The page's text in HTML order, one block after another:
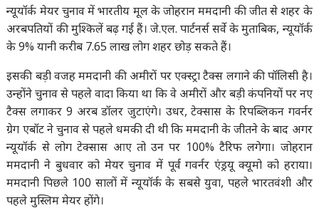
न्यूयॉर्क मेयर चुनाव में भारतीय मूल के जोहरान ममदानी की जीत से शहर के
अरबपतियों की मुश्किलें बढ़ गई हैं। जे.एल. पार्टनर्स सर्वे के मुताबिक, न्यूयॉर्क
के 9% यानी करीब 7.65 लाख लोग शहर छोड़ सकते हैं।
इसकी बड़ी वजह ममदानी की अमीरों पर एक्स्ट्रा टैक्स लगाने की पॉलिसी है।
उन्होंने चुनाव से पहले वादा किया था कि वे अमीरों और बड़ी कंपनियों पर नए
टैक्स लगाकर 9 अरब डॉलर जुटाएंगे। उधर, टेक्सास के रिपब्लिकन गवर्नर
ग्रेग एबॉट ने चुनाव से पहले धमकी दी थी कि ममदानी के जीतने के बाद अगर
न्यूयॉर्क से लोग टेक्सास आए तो उन पर 100% टैरिफ लगेगा। जोहरान
ममदानी ने बुधवार को मेयर चुनाव में पूर्व गवर्नर एंड्रयू क्यूमो को हराया।
ममदानी पिछले 100 सालों में न्यूयॉर्क के सबसे युवा, पहले भारतवंशी और
पहले मुस्लिम मेयर होंगे।